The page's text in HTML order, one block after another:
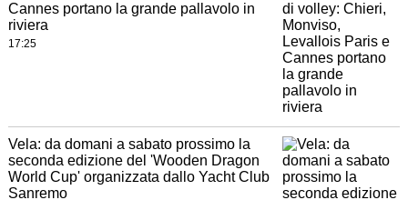
Cannes portano la grande pallavolo in
riviera
17:25
Vela: da domani a sabato prossimo la
seconda edizione del 'Wooden Dragon
World Cup' organizzata dallo Yacht Club
Sanremo